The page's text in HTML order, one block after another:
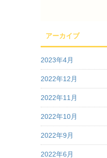
アーカイブ
2023年4月
2022年12月
2022年11月
2022年10月
2022年9月
2022年6月